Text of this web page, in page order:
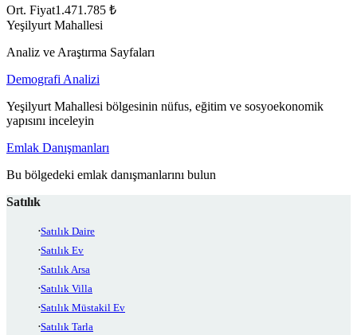
Ort. Fiyat1.471.785 ₺
Yeşilyurt Mahallesi
Analiz ve Araştırma Sayfaları
Demografi Analizi
Yeşilyurt Mahallesi bölgesinin nüfus, eğitim ve sosyoekonomik
yapısını inceleyin
Emlak Danışmanları
Bu bölgedeki emlak danışmanlarını bulun
Satılık
Satılık Daire
Satılık Ev
Satılık Arsa
Satılık Villa
Satılık Müstakil Ev
Satılık Tarla